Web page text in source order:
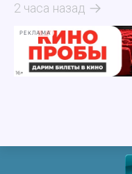
2 часа назад
РЕКЛАМА